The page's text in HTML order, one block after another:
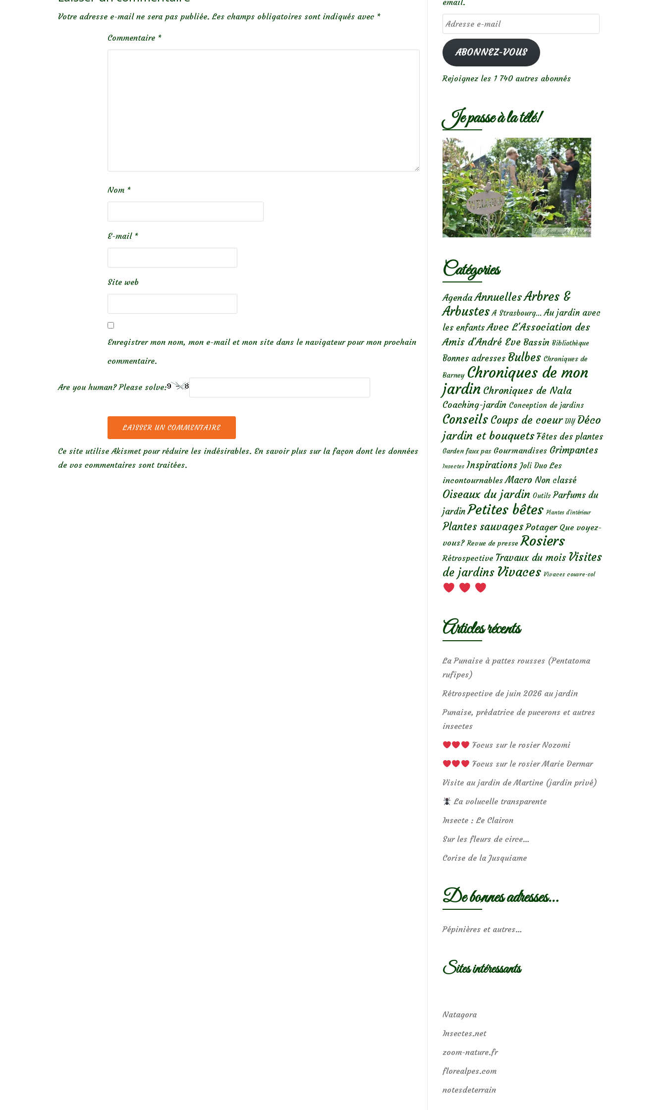
Votre adresse e-mail ne sera pas publiée. Les champs obligatoires sont indiqués avec *
Commentaire *
Nom *
E-mail *
Site web
Enregistrer mon nom, mon e-mail et mon site dans le navigateur pour mon prochain
commentaire.
Are you human? Please solve:
Ce site utilise Akismet pour réduire les indésirables. En savoir plus sur la façon dont les données
de vos commentaires sont traitées.
email.
Adresse
e-
mailABONNEZ-VOUS
Rejoignez les 1 740 autres abonnés
Je passe à la télé!
Catégories
Agenda AnnuellesArbres &
Arbustes A Strasbourg... Au jardin avec
les enfants Avec L'Association des
Amis d'André Eve Bassin Bibliothèque
Bonnes adresses Bulbes Chroniques de
Barney Chroniques de mon
jardin Chroniques de Nala
Coaching-jardin Conception de jardins
Conseils Coups de coeur DIY Déco
jardin et bouquets Fêtes des plantes
Garden faux pas Gourmandises Grimpantes
Insectes Inspirations Joli Duo Les
incontournables Macro Non classé
Oiseaux du jardin Outils Parfums du
jardin Petites bêtes Plantes d’intérieur
Plantes sauvages Potager Que voyez-
vous? Revue de presse Rosiers
Rétrospective Travaux du mois Visites
de jardins Vivaces Vivaces couvre-sol
Articles récents
La Punaise à pattes rousses (Pentatoma
rufipes)
Rétrospective de juin 2026 au jardin
Punaise, prédatrice de pucerons et autres
insectes
Focus sur le rosier Nozomi
Focus sur le rosier Marie Dermar
Visite au jardin de Martine (jardin privé)
La volucelle transparente
Insecte : Le Clairon
Sur les fleurs de circe…
Corise de la Jusquiame
De bonnes adresses…
Pépinières et autres…
Sites intéressants
Natagora
Insectes.net
zoom-nature.fr
florealpes.com
notesdeterrain